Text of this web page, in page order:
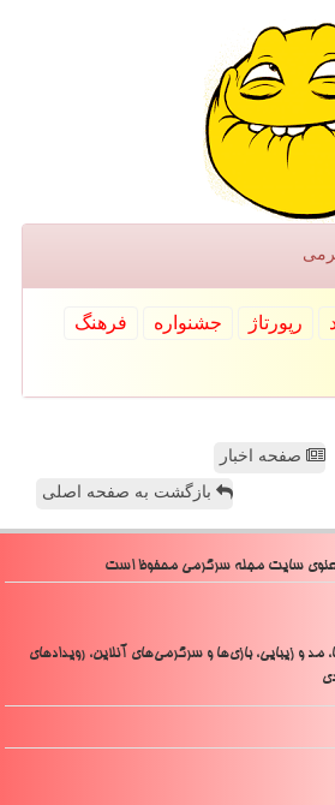
رپورتاژ جشنواره
فرهنگ
صفحه اخبار
بازگشت به صفحه اصلی
و زیبایی، بازی‌ها و سرگرمی‌های آنلاین، رویدادهای